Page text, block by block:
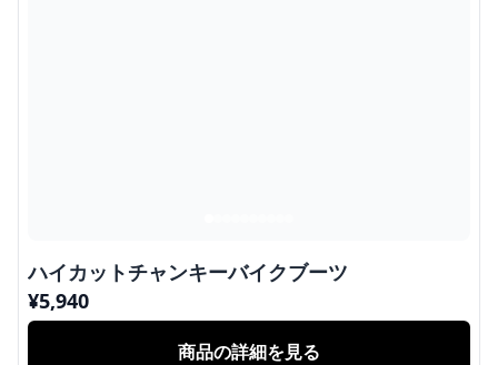
ハイカットチャンキーバイクブーツ
¥5,940
商品の詳細を見る